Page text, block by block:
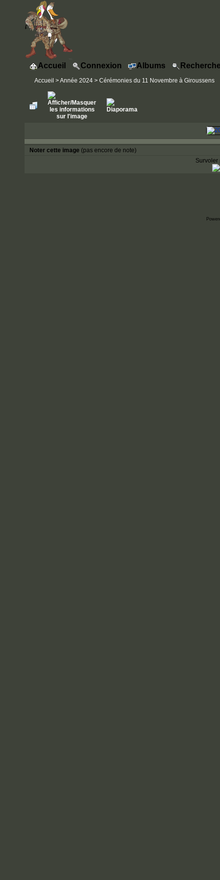
Accueil Connexion Albums
Accueil >Année 2024 > Cérémonies du 11 Novembre à Giroussens
Noter cette image (pas encore de note)
Survoler